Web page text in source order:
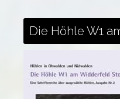
Die Höhle W1